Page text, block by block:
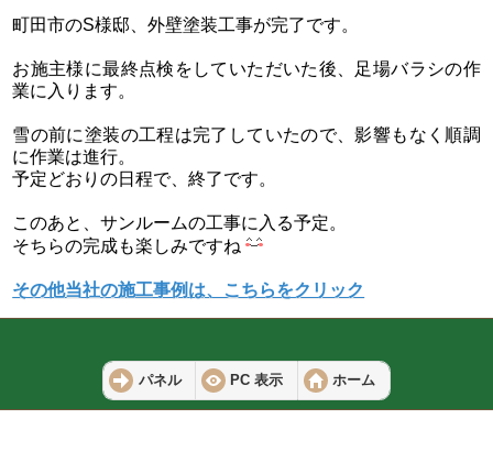
町田市のS様邸、外壁塗装工事が完了です。
お施主様に最終点検をしていただいた後、足場バラシの作
業に入ります。
雪の前に塗装の工程は完了していたので、影響もなく順調
に作業は進行。
予定どおりの日程で、終了です。
このあと、サンルームの工事に入る予定。
そちらの完成も楽しみですね
その他当社の施工事例は、こちらをクリック
パネル PC 表示 ホーム